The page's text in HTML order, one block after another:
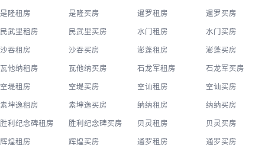
是隆租房 是隆买房 暹罗租房 暹罗买房
民武里租房 民武里买房 水门租房 水门买房
沙吞租房 沙吞买房 澎蓬租房 澎蓬买房
瓦他纳租房 瓦他纳买房 石龙军租房 石龙军买房
空堤租房 空堤买房 空讪租房 空讪买房
素坤逸租房 素坤逸买房 纳纳租房 纳纳买房
胜利纪念碑租房 胜利纪念碑买房 贝灵租房 贝灵买房
辉煌租房 辉煌买房 通罗租房 通罗买房